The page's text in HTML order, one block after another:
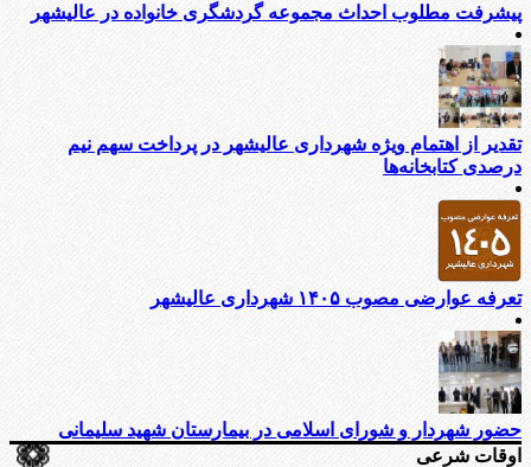
پیشرفت مطلوب احداث مجموعه گردشگری خانواده در عالیشهر
تقدیر از اهتمام ویژه شهرداری عالیشهر در پرداخت سهم نیم
درصدی کتابخانه‌ها
تعرفه عوارضی مصوب ۱۴۰۵ شهرداری عالیشهر
حضور شهردار و شورای اسلامی در بیمارستان شهید سلیمانی
اوقات شرعی